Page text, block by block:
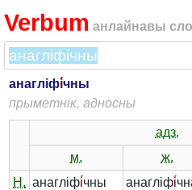
Verbum анлайнавы
анагліфі́чны
прыметнік, адносны
адз.
м.
ж.
Н. анагліфі́чны анагліфі́